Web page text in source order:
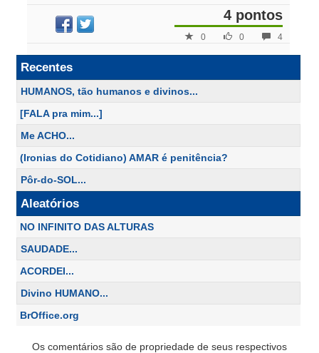
4 pontos
4
0
0
Recentes
HUMANOS, tão humanos e divinos...
[FALA pra mim...]
Me ACHO...
(Ironias do Cotidiano) AMAR é penitência?
Pôr-do-SOL...
Aleatórios
NO INFINITO DAS ALTURAS
SAUDADE...
ACORDEI...
Divino HUMANO...
BrOffice.org
Os comentários são de propriedade de seus respectivos